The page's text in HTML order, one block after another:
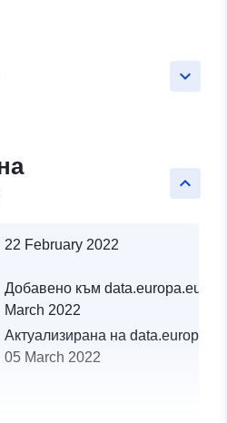
keyboard_arrow_down
keyboard_arrow_up
22 February 2022
Добавено към data.europa.eu:
March 2022
Актуализирана на
05 March 2022